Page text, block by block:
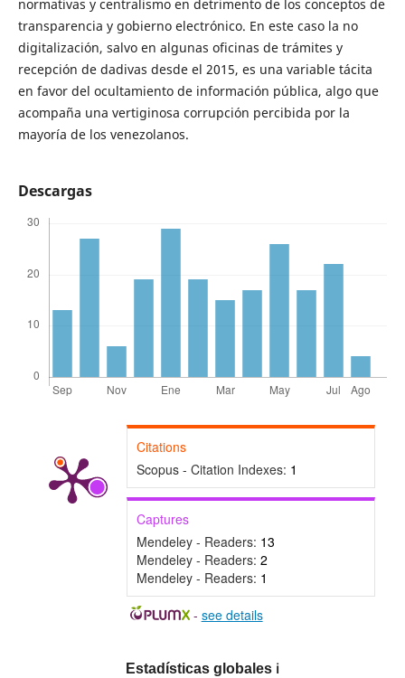
normativas y centralismo en detrimento de los conceptos de
transparencia y gobierno electrónico. En este caso la no
digitalización, salvo en algunas oficinas de trámites y
recepción de dadivas desde el 2015, es una variable tácita
en favor del ocultamiento de información pública, algo que
acompaña una vertiginosa corrupción percibida por la
mayoría de los venezolanos.
Descargas
Citations
Scopus - Citation Indexes: 1
Captures
Mendeley - Readers: 13
Mendeley - Readers: 2
Mendeley - Readers: 1
- see details
Estadísticas globales ℹ️